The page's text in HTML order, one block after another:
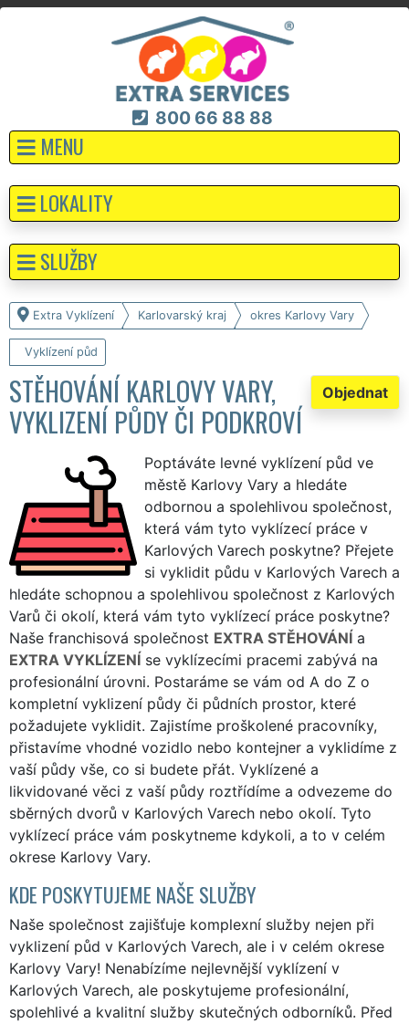
800 66 88 88
MENU
Extra Vyklízení Karlovarský kraj okres Karlovy Vary
Vyklízení půd
Objednat
STĚHOVÁNÍ KARLOVY VARY,
VYKLIZENÍ PŮDY ČI PODKROVÍ
Poptáváte levné vyklízení půd ve
městě Karlovy Vary a hledáte
odbornou a spolehlivou společnost,
která vám tyto vyklízecí práce v
Karlových Varech poskytne? Přejete
si vyklidit půdu v Karlových Varech a
hledáte schopnou a spolehlivou společnost z Karlových
Varů či okolí, která vám tyto vyklízecí práce poskytne?
Naše franchisová společnost EXTRA STĚHOVÁNÍ a
EXTRA VYKLÍZENÍ se vyklízecími pracemi zabývá na
profesionální úrovni. Postaráme se vám od A do Z o
kompletní vyklizení půdy či půdních prostor, které
požadujete vyklidit. Zajistíme proškolené pracovníky,
přistavíme vhodné vozidlo nebo kontejner a vyklidíme z
vaší půdy vše, co si budete přát. Vyklízené a
likvidované věci z vaší půdy roztřídíme a odvezeme do
sběrných dvorů v Karlových Varech nebo okolí. Tyto
vyklízecí práce vám poskytneme kdykoli, a to v celém
okrese Karlovy Vary.
KDE POSKYTUJEME NAŠE SLUŽBY
Naše společnost zajišťuje komplexní služby nejen při
vyklizení půd v Karlových Varech, ale i v celém okrese
Karlovy Vary! Nenabízíme nejlevnější vyklízení v
Karlových Varech, ale poskytujeme profesionální,
spolehlivé a kvalitní služby skutečných odborníků. Před
LOKALITY
SLUŽBY